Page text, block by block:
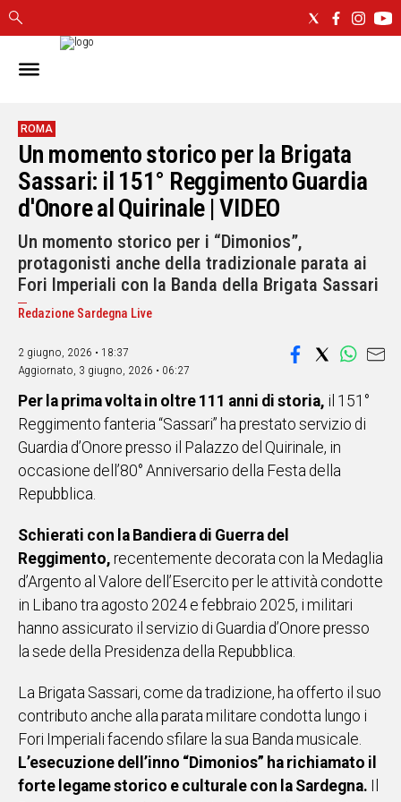
IN
CAGLIARI
SASSARI
NUORO
ORISTANO
SULCIS
GALLURA
OGLIASTRA
MEDIO
CAMPIDANO
ALTRE
NOTIZIE
POLITICA
IN
ITALIA
NEL
MONDO
SPORT
EVENTI
STORIE
VIDEO
Vai
UNISCITI
AL CANALE
WHATSAPP
ROMA
Un momento storico per la Brigata
Sassari: il 151° Reggimento Guardia
d'Onore al Quirinale | VIDEO
Un momento storico per i “Dimonios”,
protagonisti anche della tradizionale parata ai
Fori Imperiali con la Banda della Brigata Sassari
Redazione Sardegna Live
2 giugno, 2026 • 18:37
Aggiornato, 3 giugno, 2026 • 06:27
Per la prima volta in oltre 111 anni di storia, il 151°
Reggimento fanteria “Sassari” ha prestato servizio di
Guardia d’Onore presso il Palazzo del Quirinale, in
occasione dell’80° Anniversario della Festa della
Repubblica.
Schierati con la Bandiera di Guerra del
Reggimento, recentemente decorata con la Medaglia
d’Argento al Valore dell’Esercito per le attività condotte
in Libano tra agosto 2024 e febbraio 2025, i militari
hanno assicurato il servizio di Guardia d’Onore presso
la sede della Presidenza della Repubblica.
La Brigata Sassari, come da tradizione, ha offerto il suo
contributo anche alla parata militare condotta lungo i
Fori Imperiali facendo sfilare la sua Banda musicale.
L’esecuzione dell’inno “Dimonios” ha richiamato il
forte legame storico e culturale con la Sardegna.